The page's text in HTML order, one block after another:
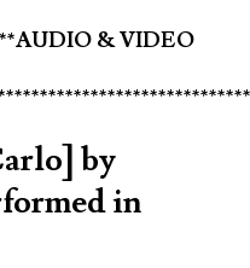
& VIDEO
by
in